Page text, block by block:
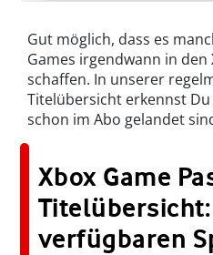
Gut möglich, dass es
Games irgendwann in den
schaffen. In unserer
Titelübersicht erkennst
schon im Abo gelandet
Xbox Game
verfügbaren